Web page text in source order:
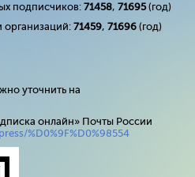
подписчиков: 71458, 71695(год)
организаций: 71459, 71696 (год)
уточнить на
онлайн» Почты России
%D0%9F%D0%98554